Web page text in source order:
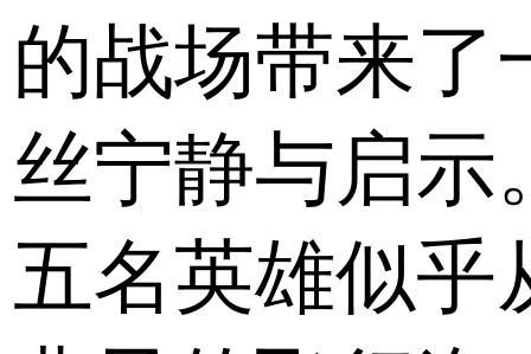
的战场带来了
丝宁静与启示
五名英雄似乎